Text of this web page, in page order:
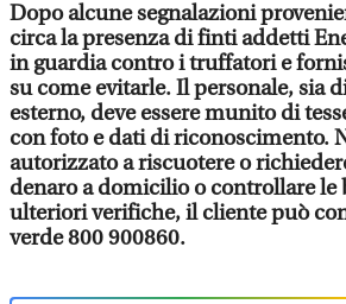
Dopo alcune segnalazioni
circa la presenza di finti addetti
in guardia contro i truffatori e
su come evitarle. Il personale, sia
esterno, deve essere munito di
con foto e dati di riconoscimento.
autorizzato a riscuotere o
denaro a domicilio o controllare le
ulteriori verifiche, il cliente può
verde 800 900860.